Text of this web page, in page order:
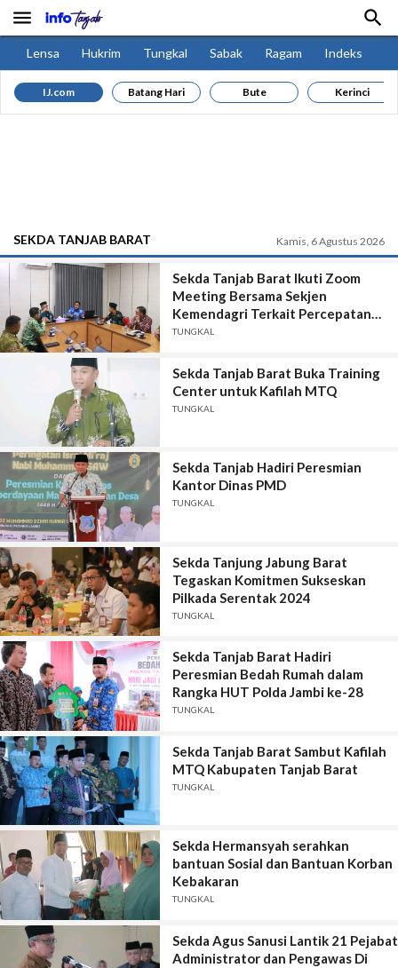
 
Lensa Hukrim Tungkal Sabak Ragam Indeks
IJ.com Batang Hari Bute Kerinci
SEKDA TANJAB BARAT Kamis, 6 Agustus 2026
Sekda Tanjab Barat Ikuti Zoom
Meeting Bersama Sekjen
Kemendagri Terkait Percepatan
Penyediaan Lahan Program MBG
TUNGKAL
Sekda Tanjab Barat Buka Training
Center untuk Kafilah MTQ
TUNGKAL
Sekda Tanjab Hadiri Peresmian
Kantor Dinas PMD
TUNGKAL
Sekda Tanjung Jabung Barat
Tegaskan Komitmen Sukseskan
Pilkada Serentak 2024
TUNGKAL
Sekda Tanjab Barat Hadiri
Peresmian Bedah Rumah dalam
Rangka HUT Polda Jambi ke-28
TUNGKAL
Sekda Tanjab Barat Sambut Kafilah
MTQ Kabupaten Tanjab Barat
TUNGKAL
Sekda Hermansyah serahkan
bantuan Sosial dan Bantuan Korban
Kebakaran
TUNGKAL
Sekda Agus Sanusi Lantik 21 Pejabat
Administrator dan Pengawas Di